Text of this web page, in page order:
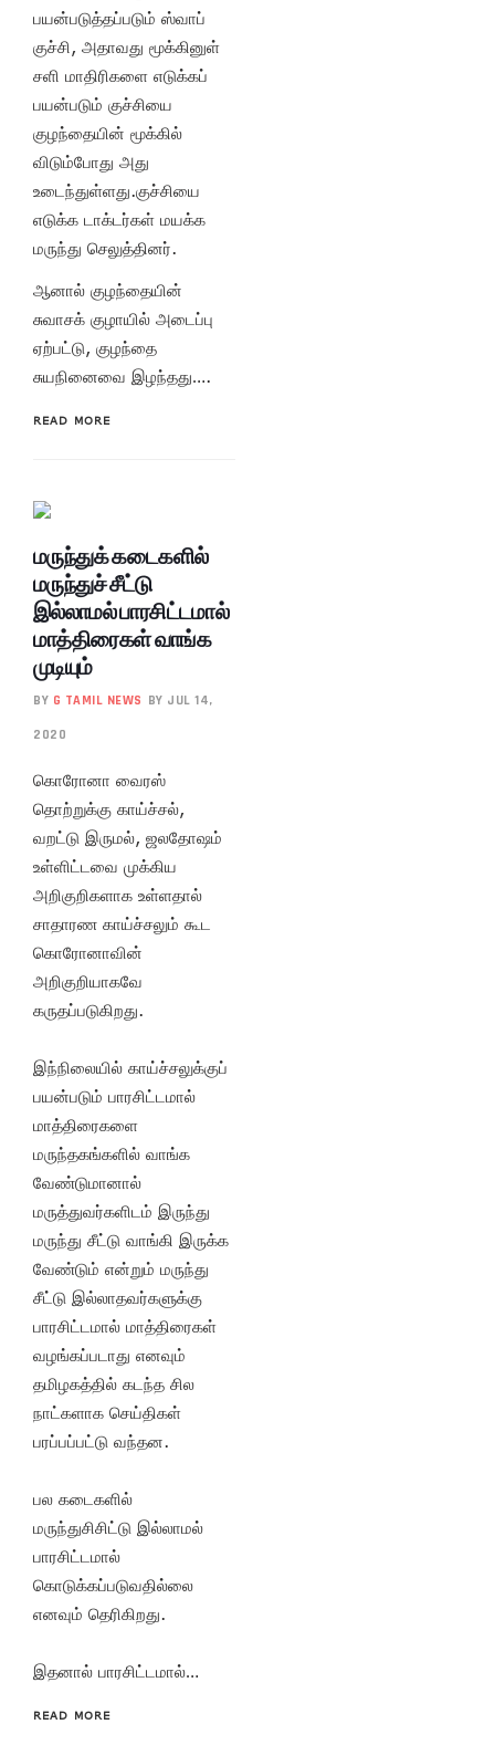
பயன்படுத்தப்படும் ஸ்வாப்
குச்சி, அதாவது மூக்கினுள்
சளி மாதிரிகளை எடுக்கப்
பயன்படும் குச்சியை
குழந்தையின் மூக்கில்
விடும்போது அது
உடைந்துள்ளது.குச்சியை
எடுக்க டாக்டர்கள் மயக்க
மருந்து செலுத்தினர்.
ஆனால் குழந்தையின்
சுவாசக் குழாயில் அடைப்பு
ஏற்பட்டு, குழந்தை
சுயநினைவை இழந்தது….
READ MORE
மருந்துக் கடைகளில்
மருந்துச் சீட்டு
இல்லாமல் பாரசிட்டமால்
மாத்திரைகள் வாங்க
முடியும்
BY G TAMIL NEWS BY JUL 14,
2020
கொரோனா வைரஸ்
தொற்றுக்கு காய்ச்சல்,
வறட்டு இருமல், ஜலதோஷம்
உள்ளிட்டவை முக்கிய
அறிகுறிகளாக உள்ளதால்
சாதாரண காய்ச்சலும் கூட
கொரோனாவின்
அறிகுறியாகவே
கருதப்படுகிறது.
இந்நிலையில் காய்ச்சலுக்குப்
பயன்படும் பாரசிட்டமால்
மாத்திரைகளை
மருந்தகங்களில் வாங்க
வேண்டுமானால்
மருத்துவர்களிடம் இருந்து
மருந்து சீட்டு வாங்கி இருக்க
வேண்டும் என்றும் மருந்து
சீட்டு இல்லாதவர்களுக்கு
பாரசிட்டமால் மாத்திரைகள்
வழங்கப்படாது எனவும்
தமிழகத்தில் கடந்த சில
நாட்களாக செய்திகள்
பரப்பப்பட்டு வந்தன.
பல கடைகளில்
மருந்துசிசிட்டு இல்லாமல்
பாரசிட்டமால்
கொடுக்கப்படுவதில்லை
எனவும் தெரிகிறது.
இதனால் பாரசிட்டமால்…
READ MORE